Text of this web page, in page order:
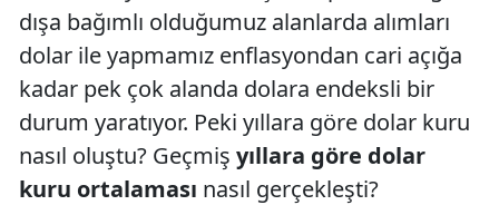
dışa bağımlı olduğumuz alanlarda alımları
dolar ile yapmamız enflasyondan cari açığa
kadar pek çok alanda dolara endeksli bir
durum yaratıyor. Peki yıllara göre dolar kuru
nasıl oluştu? Geçmiş yıllara göre dolar
kuru ortalaması nasıl gerçekleşti?